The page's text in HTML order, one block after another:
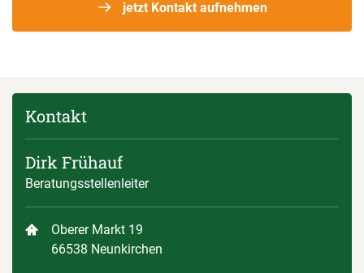
jetzt Kontakt aufnehmen
Kontakt
Dirk Frühauf
Beratungsstellenleiter
Oberer Markt 19
66538 Neunkirchen